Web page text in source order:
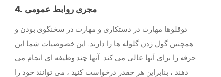
4. مجری روابط عمومی
دوقلوها مهارت در دستکاری و مهارت در سخنگوی بودن و
همچنین گول زدن گلوله ها را دارند. این خصوصیات شما این
حرفه را برای آنها عالی می کند. آنها چند وظیفه ای انجام می
دهند ، بنابراین هر چقدر درخواست کنید ، می توانند خود را